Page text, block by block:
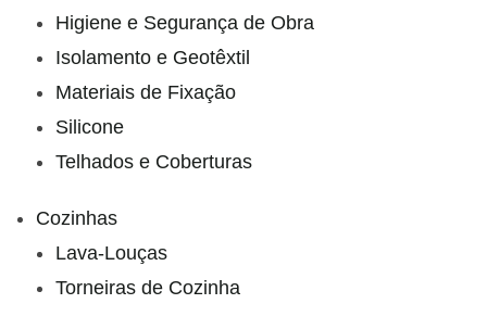
Higiene e Segurança de Obra
Isolamento e Geotêxtil
Materiais de Fixação
Silicone
Telhados e Coberturas
Cozinhas
Lava-Louças
Torneiras de Cozinha